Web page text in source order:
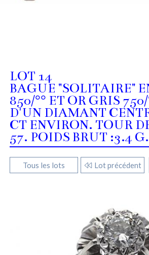
LOT 14
BAGUE "SOLITAIRE"
850/°° ET OR GRIS
D'UN DIAMANT
CT ENVIRON. TOUR
57. POIDS BRUT :3.4 G.
Tous les lots Lot précédent